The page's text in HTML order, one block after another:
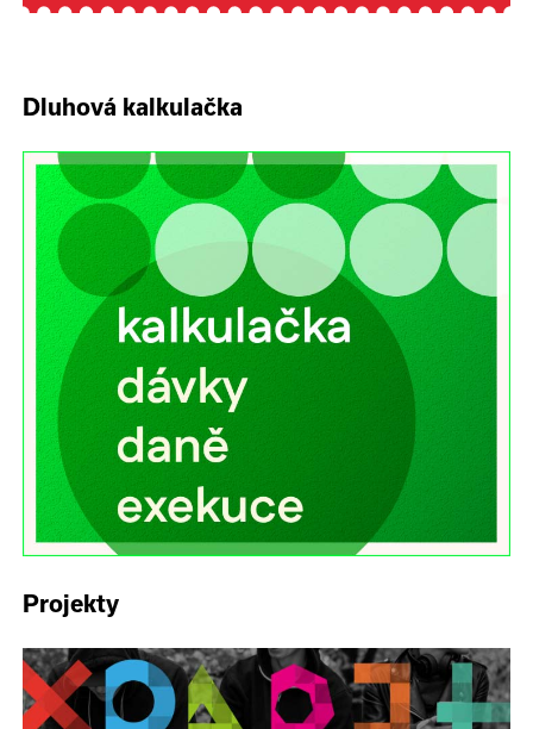
Dluhová kalkulačka
Projekty